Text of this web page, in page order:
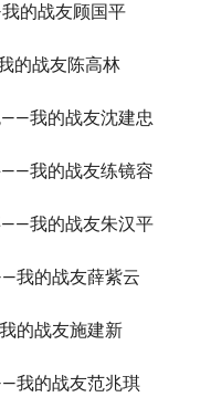
的战友顾国平
的战友陈高林
我的战友沈建忠
我的战友练镜容
我的战友朱汉平
我的战友薛紫云
的战友施建新
我的战友范兆琪